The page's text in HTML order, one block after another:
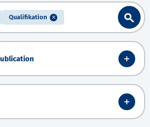
Qualifikation